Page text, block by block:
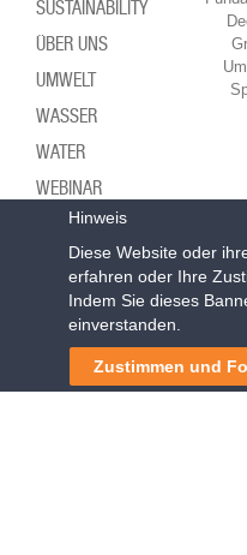
SUSTAINABILITY
ÜBER UNS
UMWELT
WASSER
WATER
WEBINAR
WOHN
Hinweis
Diese Website oder
erfahren oder Ihre
Indem Sie dieses
einverstanden.
Zustimmen und